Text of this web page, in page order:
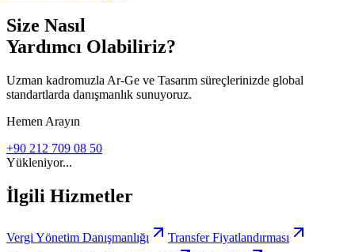
Size Nasıl
Yardımcı Olabiliriz?
Uzman kadromuzla Ar-Ge ve Tasarım süreçlerinizde global
standartlarda danışmanlık sunuyoruz.
Hemen Arayın
+90 212 709 08 50
Yükleniyor...
İlgili Hizmetler
Vergi Yönetim Danışmanlığı
Transfer Fiyatlandırması